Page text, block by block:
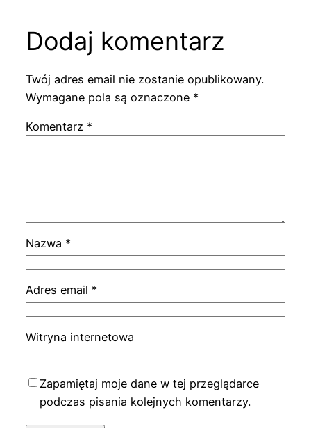
Dodaj komentarz
Twój adres email nie zostanie opublikowany.
Wymagane pola są oznaczone *
Komentarz *
Nazwa *
Adres email *
Witryna internetowa
Zapamiętaj moje dane w tej przeglądarce
podczas pisania kolejnych komentarzy.